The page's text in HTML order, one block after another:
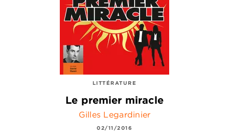
LITTÉRATURE
Le premier miracle
Gilles Legardinier
02/11/2016